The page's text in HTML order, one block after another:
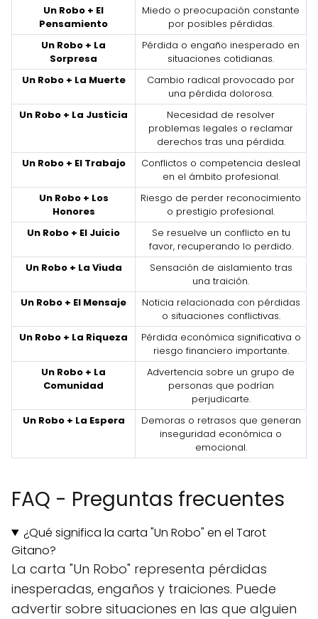
Un Robo + El
Pensamiento
Miedo o preocupación constante
por posibles pérdidas.
Un Robo + La
Sorpresa
Pérdida o engaño inesperado en
situaciones cotidianas.
Un Robo + La Muerte
Cambio radical provocado por
una pérdida dolorosa.
Un Robo + La Justicia
Necesidad de resolver
problemas legales o reclamar
derechos tras una pérdida.
Un Robo + El Trabajo
Conflictos o competencia desleal
en el ámbito profesional.
Un Robo + Los
Honores
Riesgo de perder reconocimiento
o prestigio profesional.
Un Robo + El Juicio
Se resuelve un conflicto en tu
favor, recuperando lo perdido.
Un Robo + La Viuda
Sensación de aislamiento tras
una traición.
Un Robo + El Mensaje
Noticia relacionada con pérdidas
o situaciones conflictivas.
Un Robo + La Riqueza
Pérdida económica significativa o
riesgo financiero importante.
Un Robo + La
Comunidad
Advertencia sobre un grupo de
personas que podrían
perjudicarte.
Un Robo + La Espera
Demoras o retrasos que generan
inseguridad económica o
emocional.
FAQ - Preguntas frecuentes
¿Qué significa la carta "Un Robo" en el Tarot
Gitano?
La carta "Un Robo" representa pérdidas
inesperadas, engaños y traiciones. Puede
advertir sobre situaciones en las que alguien